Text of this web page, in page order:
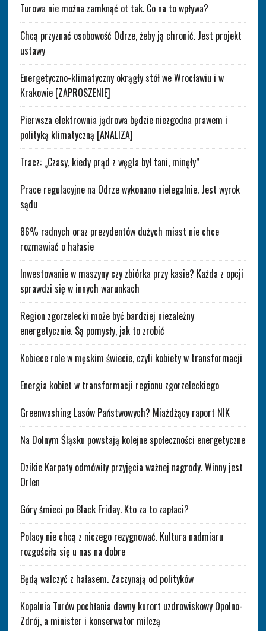
Turowa nie można zamknąć ot tak. Co na to wpływa?
Chcą przyznać osobowość Odrze, żeby ją chronić. Jest projekt
ustawy
Energetyczno-klimatyczny okrągły stół we Wrocławiu i w
Krakowie [ZAPROSZENIE]
Pierwsza elektrownia jądrowa będzie niezgodna prawem i
polityką klimatyczną [ANALIZA]
Tracz: „Czasy, kiedy prąd z węgla był tani, minęły”
Prace regulacyjne na Odrze wykonano nielegalnie. Jest wyrok
sądu
86% radnych oraz prezydentów dużych miast nie chce
rozmawiać o hałasie
Inwestowanie w maszyny czy zbiórka przy kasie? Każda z opcji
sprawdzi się w innych warunkach
Region zgorzelecki może być bardziej niezależny
energetycznie. Są pomysły, jak to zrobić
Kobiece role w męskim świecie, czyli kobiety w transformacji
Energia kobiet w transformacji regionu zgorzeleckiego
Greenwashing Lasów Państwowych? Miażdżący raport NIK
Na Dolnym Śląsku powstają kolejne społeczności energetyczne
Dzikie Karpaty odmówiły przyjęcia ważnej nagrody. Winny jest
Orlen
Góry śmieci po Black Friday. Kto za to zapłaci?
Polacy nie chcą z niczego rezygnować. Kultura nadmiaru
rozgościła się u nas na dobre
Będą walczyć z hałasem. Zaczynają od polityków
Kopalnia Turów pochłania dawny kurort uzdrowiskowy Opolno-
Zdrój, a minister i konserwator milczą